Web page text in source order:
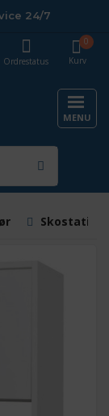
24/7
Kurv
0
Ordrestatus
MENU
Skostativer